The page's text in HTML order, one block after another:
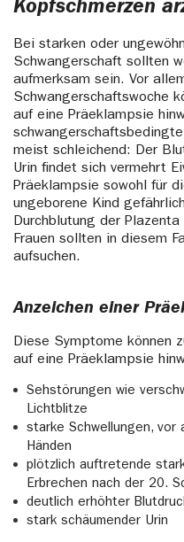
Kopfschmerzen
Bei starken oder
Schwangerschaft sollten
aufmerksam sein. Vor
Schwangerschaftswoche
auf eine Präeklampsie
meist schleichend: Der
Urin findet sich vermehrt
Präeklampsie sowohl für
ungeborene Kind
Durchblutung der
Frauen sollten in diesem
aufsuchen.
Anzeichen einer
Diese Symptome können
auf eine Präeklampsie
Sehstörungen wie
Lichtblitze
starke Schwellungen, vor
Händen
plötzlich auftretende
Erbrechen nach der 20.
deutlich erhöhter
stark schäumender Urin